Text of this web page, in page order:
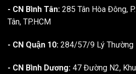
- CN Bình Tân: 285 Tân Hòa Đông,
Tân, TP.HCM
- CN Quận 10: 284/57/9 Lý Thường
- CN Bình Dương: 47 Đường N2,